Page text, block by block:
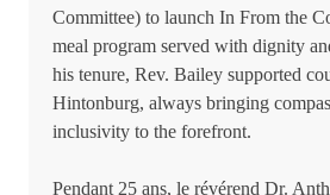
Committee) to launch In From the
meal program served with dignity
his tenure, Rev. Bailey supported
Hintonburg, always bringing
inclusivity to the forefront.
Pendant 25 ans, le révérend Dr.